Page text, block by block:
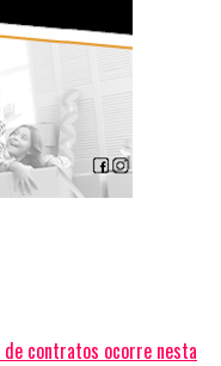
contratos ocorre nesta